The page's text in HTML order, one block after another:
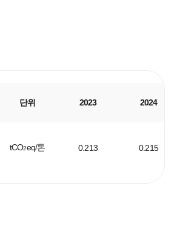
단위 2023 2024
tCO2eq/톤 0.213 0.215